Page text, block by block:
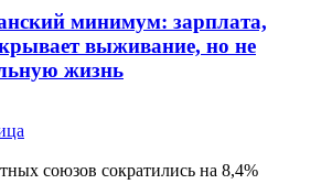
минимум: зарплата,
выживание, но не
жизнь
союзов сократились на 8,4%